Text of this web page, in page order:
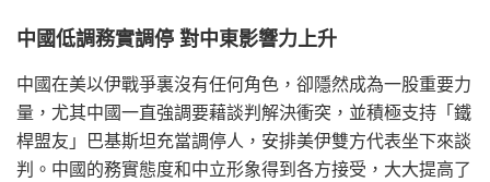
中國低調務實調停 對中東影響力上升
中國在美以伊戰爭裏沒有任何角色，卻隱然成為一股重要力
量，尤其中國一直強調要藉談判解決衝突，並積極支持「鐵
桿盟友」巴基斯坦充當調停人，安排美伊雙方代表坐下來談
判。中國的務實態度和中立形象得到各方接受，大大提高了